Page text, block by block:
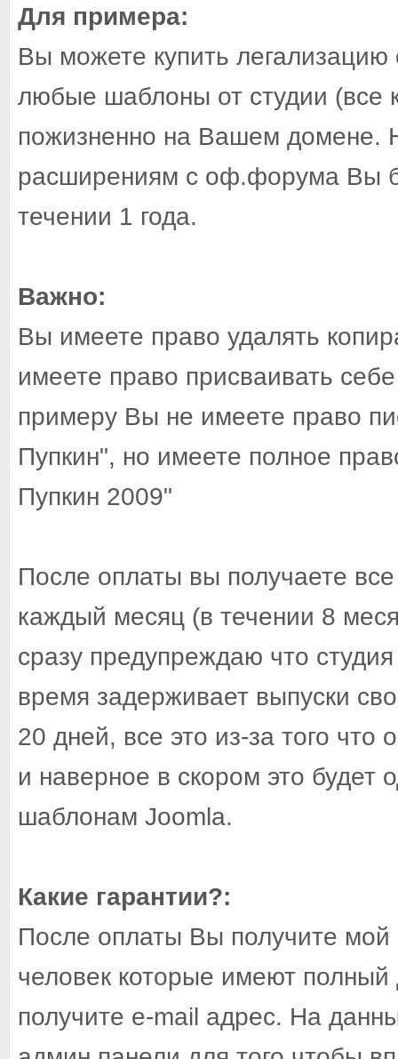
Для примера:
Вы можете купить легализацию
любые шаблоны от студии (все
пожизненно на Вашем домене.
расширениям с оф.форума Вы
течении 1 года.
Важно:
Вы имеете право удалять
имеете право присваивать
примеру Вы не имеете право
Пупкин", но имеете полное
Пупкин 2009"
После оплаты вы получаете
каждый месяц (в течении 8
сразу предупреждаю что
время задерживает выпуски
20 дней, все это из-за того
и наверное в скором это будет
шаблонам Joomla.
Какие гарантии?:
После оплаты Вы получите
человек которые имеют
получите e-mail адрес. На